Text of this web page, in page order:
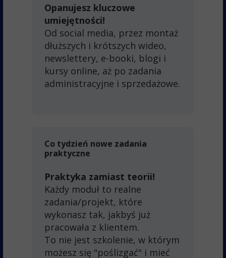
Opanujesz kluczowe
umiejętności!
Od social media, przez montaż
dłuższych i krótszych wideo,
newslettery, e-booki, blogi i
kursy online, aż po zadania
administracyjne i sprzedażowe.
Co tydzień nowe zadania
praktyczne
Praktyka zamiast teorii!
Każdy moduł to realne
zadania/projekt, które
wykonasz tak, jakbyś już
pracowała z klientem.
To nie jest szkolenie, w którym
możesz się "poślizgać" i mieć